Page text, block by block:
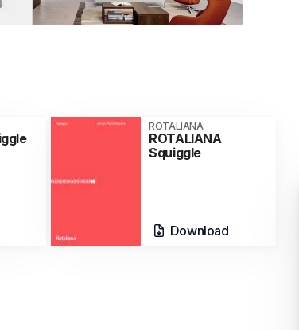
ROTALIANA
ROTALIANA
Squiggle
Download